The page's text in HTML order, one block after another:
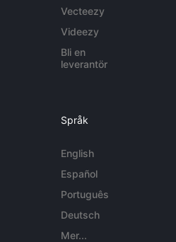
Vecteezy
Videezy
Bli en
leverantör
Språk
English
Español
Português
Deutsch
Mer...